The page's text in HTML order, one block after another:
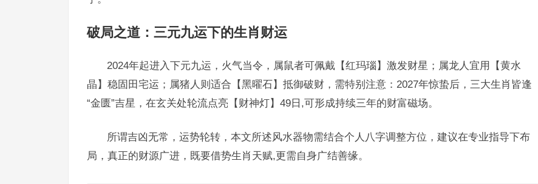
破局之道：三元九运下的生肖财运
2024年起进入下元九运，火气当令，属鼠者可佩戴【红玛瑙】激发财星；属龙人宜用【黄水
晶】稳固田宅运；属猪人则适合【黑曜石】抵御破财，需特别注意：2027年惊蛰后，三大生肖皆逢
“金匮”吉星，在玄关处轮流点亮【财神灯】49日,可形成持续三年的财富磁场。
所谓吉凶无常，运势轮转，本文所述风水器物需结合个人八字调整方位，建议在专业指导下布
局，真正的财源广进，既要借势生肖天赋,更需自身广结善缘。